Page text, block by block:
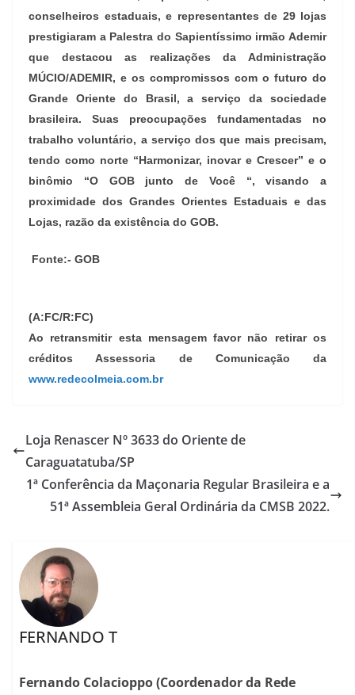
conselheiros estaduais, e representantes de 29 lojas
prestigiaram a Palestra do Sapientíssimo irmão Ademir
que destacou as realizações da Administração
MÚCIO/ADEMIR, e os compromissos com o futuro do
Grande Oriente do Brasil, a serviço da sociedade
brasileira. Suas preocupações fundamentadas no
trabalho voluntário, a serviço dos que mais precisam,
tendo como norte “Harmonizar, inovar e Crescer” e o
binômio “O GOB junto de Você “, visando a
proximidade dos Grandes Orientes Estaduais e das
Lojas, razão da existência do GOB.
Fonte:- GOB
(A:FC/R:FC)
Ao retransmitir esta mensagem favor não retirar os
créditos Assessoria de Comunicação da
www.redecolmeia.com.br
Loja Renascer Nº 3633 do Oriente de
Caraguatatuba/SP
1ª Conferência da Maçonaria Regular Brasileira e a
51ª Assembleia Geral Ordinária da CMSB 2022.
FERNANDO T
Fernando Colacioppo (Coordenador da Rede